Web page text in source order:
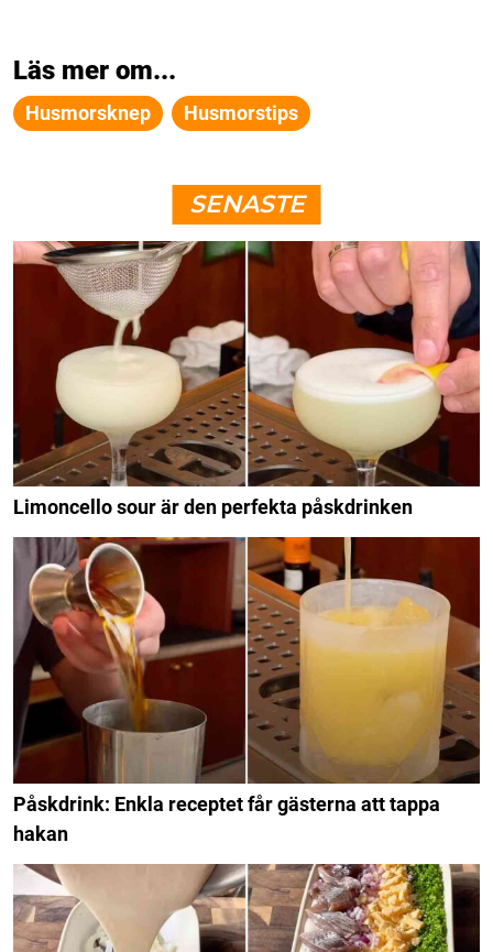
Läs mer om...
Husmorsknep Husmorstips
SENASTE
Limoncello sour är den perfekta påskdrinken
Påskdrink: Enkla receptet får gästerna att tappa
hakan